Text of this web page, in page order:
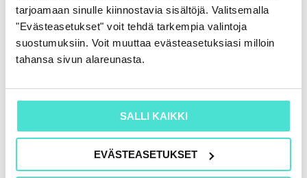
tarjoamaan sinulle kiinnostavia sisältöjä. Valitsemalla
"Evästeasetukset" voit tehdä tarkempia valintoja
suostumuksiin. Voit muuttaa evästeasetuksiasi milloin
tahansa sivun alareunasta.
SALLI KAIKKI
EVÄSTEASETUKSET
Merkitse koulutus suoritetuksi & lataa
todistus
To 15.12.2022 klo 9-11.15